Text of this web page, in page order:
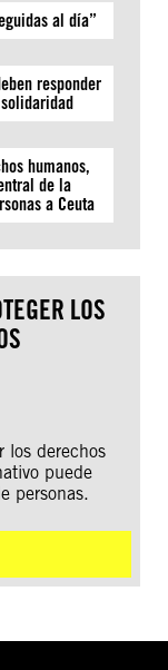
al día”
responder
humanos,
de la
a Ceuta
LOS
los derechos
puede
personas.